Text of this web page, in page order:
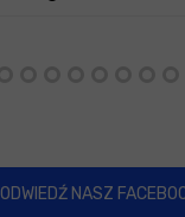
ODWIEDŹ NASZ